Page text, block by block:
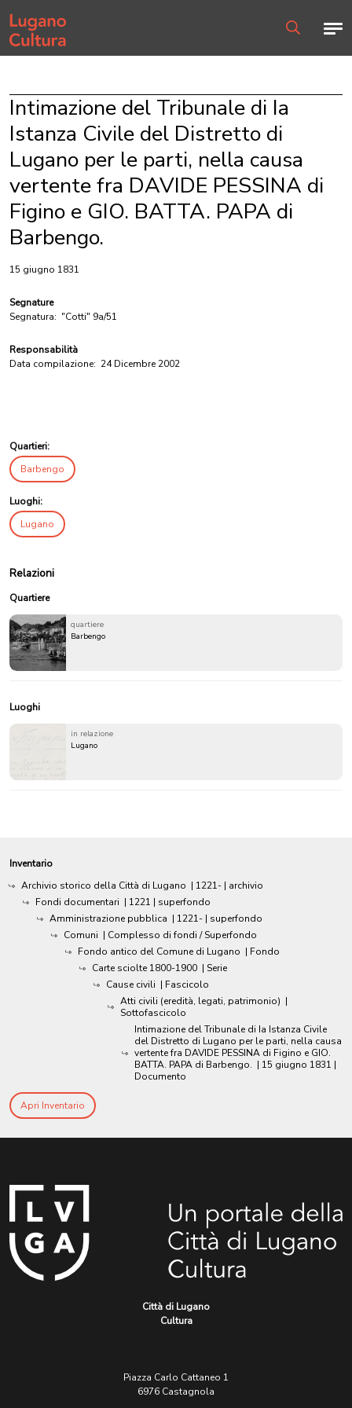
Home page
Intimazione del Tribunale di Ia
Istanza Civile del Distretto di
Lugano per le parti, nella causa
vertente fra DAVIDE PESSINA di
Figino e GIO. BATTA. PAPA di
Barbengo.
15 giugno 1831
Segnature
Segnatura: "Cotti" 9a/51
Responsabilità
Data compilazione: 24 Dicembre 2002
Quartieri:
Barbengo
Luoghi:
Lugano
Relazioni
Quartiere
quartiere
Barbengo
Luoghi
in relazione
Lugano
Inventario
Archivio storico della Città di Lugano | 1221- | archivio
Fondi documentari | 1221 | superfondo
Amministrazione pubblica | 1221- | superfondo
Comuni | Complesso di fondi / Superfondo
Fondo antico del Comune di Lugano | Fondo
Carte sciolte 1800-1900 | Serie
Cause civili | Fascicolo
Atti civili (eredità, legati, patrimonio) |
Sottofascicolo
Intimazione del Tribunale di Ia Istanza Civile
del Distretto di Lugano per le parti, nella causa
vertente fra DAVIDE PESSINA di Figino e GIO.
BATTA. PAPA di Barbengo. | 15 giugno 1831 |
Documento
Apri Inventario
Città di Lugano
Cultura
Piazza Carlo Cattaneo 1
6976 Castagnola